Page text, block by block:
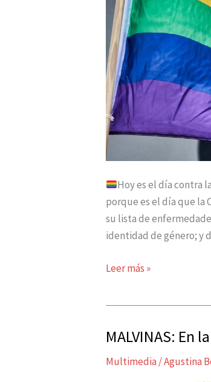
Hoy es el día contra
porque es el día que la
su lista de
identidad de género; y
Leer más »
MALVINAS: En
Multimedia /Agustina
MALVINAS:
la